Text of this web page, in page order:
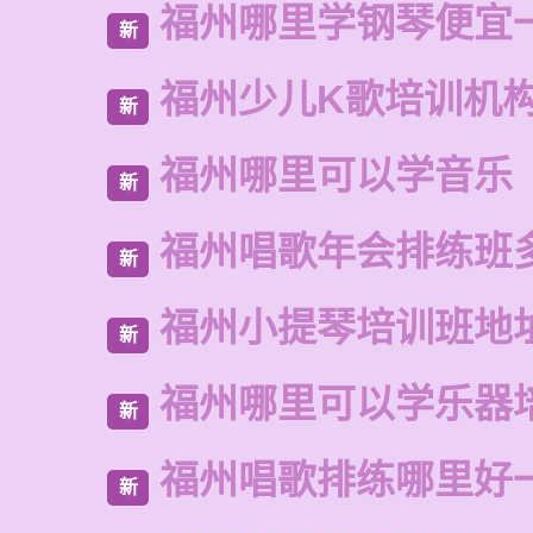
新 福州哪里学钢琴便宜
新 福州少儿K歌培训机
新 福州哪里可以学音乐
新 福州唱歌年会排练班
新 福州小提琴培训班地
新 福州哪里可以学乐器
新 福州唱歌排练哪里好